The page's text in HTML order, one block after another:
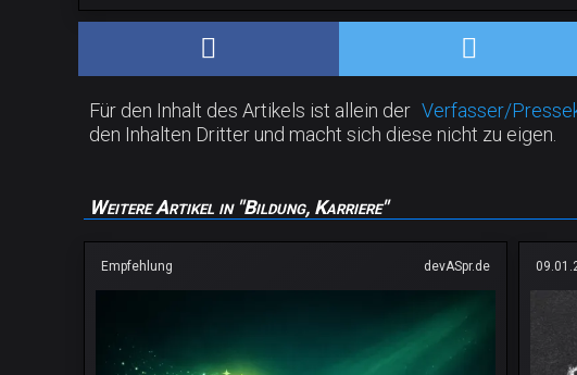
Für den Inhalt des Artikels ist allein der Verfasser/
den Inhalten Dritter und macht sich diese nicht zu eigen.
Weitere Artikel in "Bildung, Karriere"
Empfehlung devASpr.de